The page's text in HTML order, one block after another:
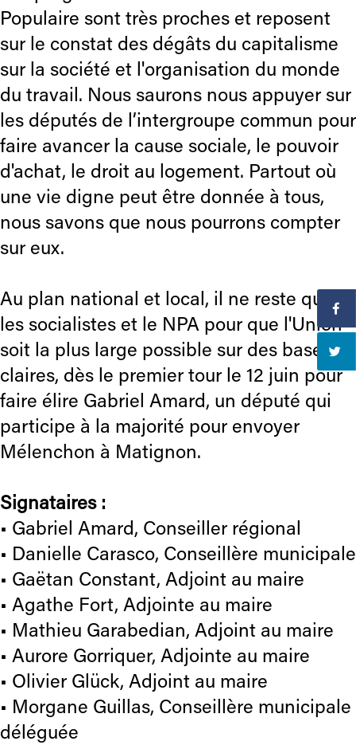
Populaire sont très proches et reposent
sur le constat des dégâts du capitalisme
sur la société et l'organisation du monde
du travail. Nous saurons nous appuyer sur
les députés de l’intergroupe commun pour
faire avancer la cause sociale, le pouvoir
d'achat, le droit au logement. Partout où
une vie digne peut être donnée à tous,
nous savons que nous pourrons compter
sur eux.
Au plan national et local, il ne reste que
les socialistes et le NPA pour que l'Union
soit la plus large possible sur des bases
claires, dès le premier tour le 12 juin pour
faire élire Gabriel Amard, un député qui
participe à la majorité pour envoyer
Mélenchon à Matignon.
Signataires :
• Gabriel Amard, Conseiller régional
• Danielle Carasco, Conseillère municipale
• Gaëtan Constant, Adjoint au maire
• Agathe Fort, Adjointe au maire
• Mathieu Garabedian, Adjoint au maire
• Aurore Gorriquer, Adjointe au maire
• Olivier Glück, Adjoint au maire
• Morgane Guillas, Conseillère municipale
déléguée